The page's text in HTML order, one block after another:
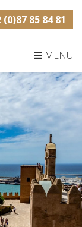
(0)87 85 84 81
MENU